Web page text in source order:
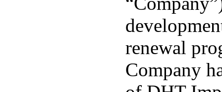
renewal
Company